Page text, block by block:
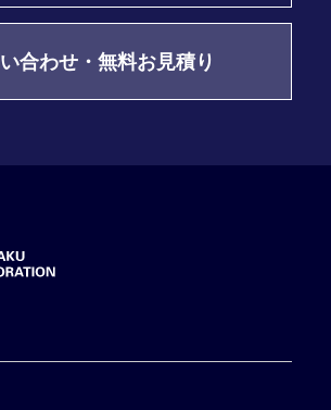
合わせ・無料お見積り